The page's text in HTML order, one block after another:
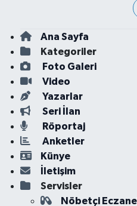
Ana Sayfa
Kategoriler
Foto Galeri
Video
Yazarlar
Seri İlan
Röportaj
Anketler
Künye
İletişim
Servisler
Nöbetçi